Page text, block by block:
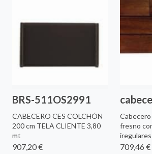
BRS-511OS2991
CABECERO CES COLCHÓN
200 cm TELA CLIENTE 3,80
mt
907,20 €
fresno
709,46 €